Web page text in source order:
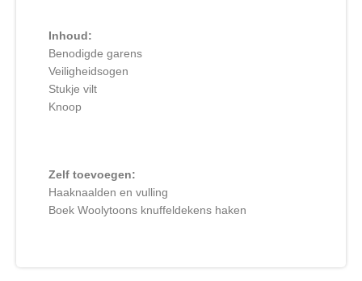
Inhoud:
Benodigde garens
Veiligheidsogen
Stukje vilt
Knoop
Zelf toevoegen:
Haaknaalden en vulling
Boek Woolytoons knuffeldekens haken